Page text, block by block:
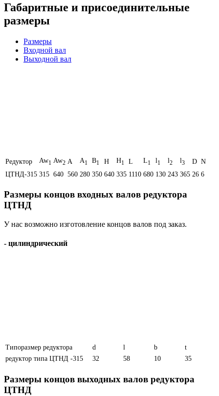
Габаритные и присоединительные
размеры
Размеры
Входной вал
Выходной вал
Редуктор Aw1 Aw2 A A1 B1 H H1 L L1 l1 l2 l3 D N
ЦТНД-315 315 640 560 280 350 640 335 1110 680 130 243 365 26 6
Размеры концов входных валов редуктора
ЦТНД
У нас возможно изготовление концов валов под заказ.
- цилиндрический
Типоразмер редуктора d l b
t
редуктор типа ЦТНД -315
32 58 10 35
Размеры концов выходных валов редуктора
ЦТНД